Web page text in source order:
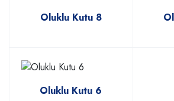
Oluklu Kutu 8
Oluklu Kutu 6